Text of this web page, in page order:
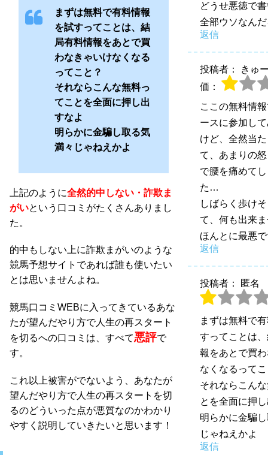
まずは無料で有料情報
を試すってことは、結
局有料情報をあとで買
わなきゃいけなくなる
ってこと？
それならこんな無料っ
てことを全面に押し出
すなよ
明らかに金騙し取る気
満々じゃねえかよ
上記のように全然的中しない・詐欺ま
がいという口コミがたくさんありまし
た。
的中もしない上に詐欺まがいのような
競馬予想サイトであれば誰も使いたい
とは思いませんよね。
競馬口コミWEBに入ってきているあな
たが望んだやり方で人生の再スタート
を切るへの口コミは、すべて悪評で
す。
これ以上被害がでないよう、あなたが
望んだやり方で人生の再スタートを切
るのどういった点が悪質なのかわかり
やすく説明していきたいと思います！
どうせ悪徳で
全部ウソなん
返信
投稿者： きゅ
価：
ここの無料情
ースに参加し
けど、全然当
て、あまりの
で腰を痛めて
た…
しばらく歩け
て、何も出来
ほんとに最悪
返信
投稿者： 匿名
まずは無料で
すってことは
報をあとで買
なくなるって
それならこん
とを全面に押
明らかに金騙
じゃねえかよ
返信